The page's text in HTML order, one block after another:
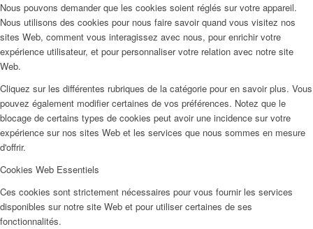
Nous pouvons demander que les cookies soient réglés sur votre appareil.
Nous utilisons des cookies pour nous faire savoir quand vous visitez nos
sites Web, comment vous interagissez avec nous, pour enrichir votre
expérience utilisateur, et pour personnaliser votre relation avec notre site
Web.
Cliquez sur les différentes rubriques de la catégorie pour en savoir plus. Vous
pouvez également modifier certaines de vos préférences. Notez que le
blocage de certains types de cookies peut avoir une incidence sur votre
expérience sur nos sites Web et les services que nous sommes en mesure
d'offrir.
Cookies Web Essentiels
Ces cookies sont strictement nécessaires pour vous fournir les services
disponibles sur notre site Web et pour utiliser certaines de ses
fonctionnalités.